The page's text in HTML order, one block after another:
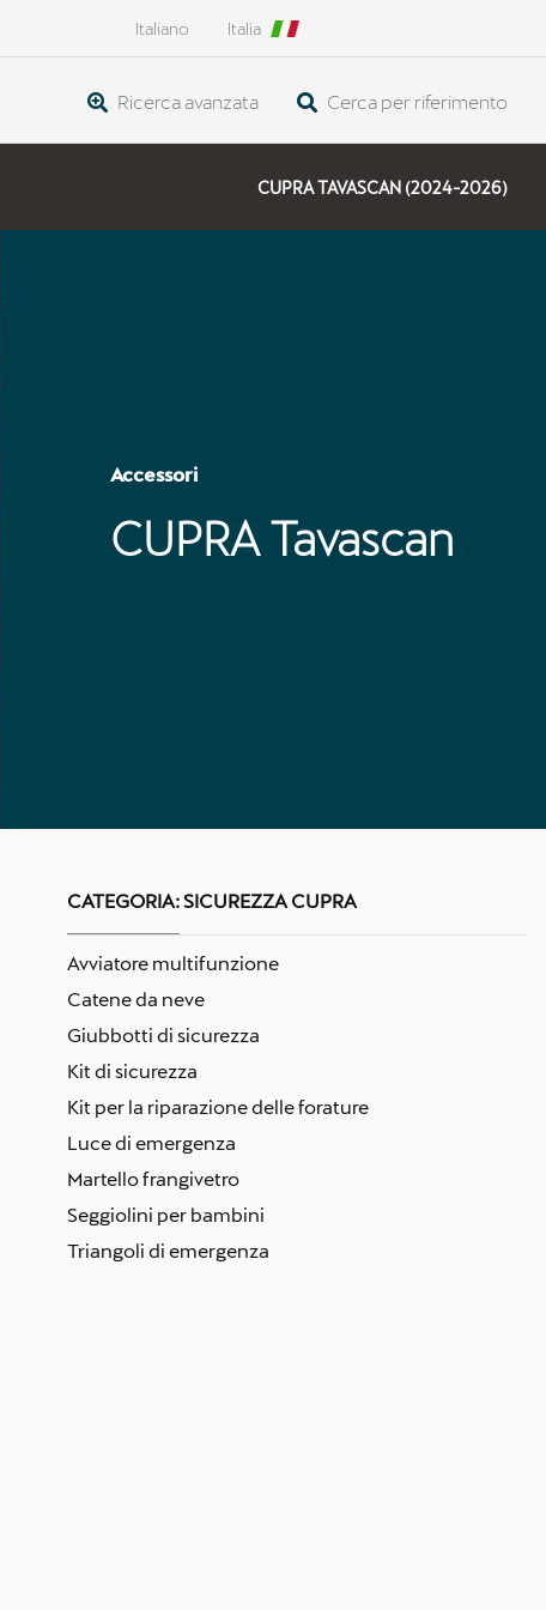
Italiano Italia
Ricerca avanzata Cerca per riferimento
CUPRA TAVASCAN (2024-2026)
Accessori
CUPRA Tavascan
CATEGORIA:SICUREZZA CUPRA
Avviatore multifunzione
Catene da neve
Giubbotti di sicurezza
Kit di sicurezza
Kit per la riparazione delle forature
Luce di emergenza
Martello frangivetro
Seggiolini per bambini
Triangoli di emergenza